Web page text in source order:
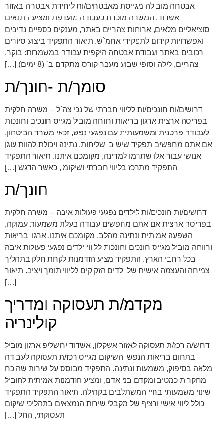
אבטחה מובילה מגייסת מאבטחים/ות ליחידת אבטחה באזור
אשדוד. המשרה מוכרת כעבודה מועדפת ומציעה תנאים
סוציאליים מלאים, ארוחות צהריים באתר, מענקים כספיים נדיבים
ואפשרויות קידום לתפקידי אחמ`ש. תיאור התפקיד ביצוע סיורים
רכובים באתר ועבודת אבטחה היקפית עבודה במשמרות: בוקר,
צהריים, לילה וסופי שבוע מעבר קורס מתקדם ב` (8 ימים) […]
סומך/ת -חונך/ת
דרושים/ות חונכים/ות לליווי חברתי של נכי צה`ל – משרה חלקית
בפריסה ארצית ארגון בריאות ורווחה מוביל מגייס חונכים וחונכות
לעבודה פרטנית ומשמעותית עם נפגעי נפש, זכאי משרד הביטחון.
אם אתם מחפשים תפקיד שיש בו שליחות, נתינה ויכולת להוות עוגן
אנושי עבור אלו שתרמו למדינה, מקומכם איתנו. תיאור התפקיד
התפקיד מתרכז בליווי חברתי ושיקומי, כאשר הדגש […]
חונך/ת
דרושים/ות חונכים/ות לילדים נפגעי פעולות איבה – משרה חלקית
בפריסה ארצית אם אתם מחפשים עבודה בעלת משמעות עמוקה,
השפעה אמיתית ונתינה מהלב, מקומכם איתנו. ארגון בריאות
ורווחה מוביל מגייס חונכים וחונכות לליווי ילדים נפגעי פעולות איבה
בכל רחבי הארץ. התפקיד מציע הזדמנות לקחת חלק בתהליך
צמיחה והעצמה אישית של ילדים הזקוקים לליווי תומך ויציב. תיאור
[…]
מקדמ/ת תעסוקה ומדריך
קולינריה
דרוש/ה רכז/ת תעסוקה לאזור אשקלון, אשדוד ירושליפ ארגון מוביל
בתחום בריאות הנפש והשיקום מגייס רכז/ת תעסוקה לעבודה
מלאה בסיפוק, משמעות ונתינה. התפקיד מבוסס על שירות שהוכח
מחקרית כמטיב ומקדם בני אדם, ומציע הזדמנות אמיתית להוביל
שינוי משמעותי בחיי המשתלבים בקהילה. תיאור התפקיד התפקיד
כולל ליווי אישי ורציף של מקבלי שירות הנמצאים בתהליכי שיקום
תעסוקתי, החל […]